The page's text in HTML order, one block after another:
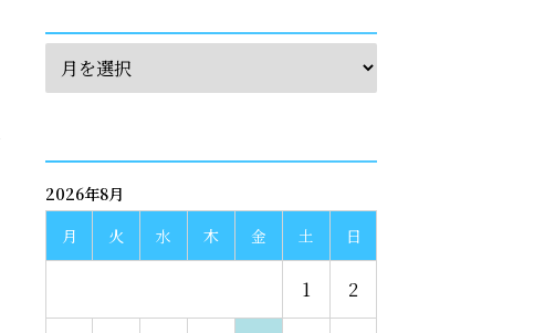
2026年8月
月
火 水 木 金 土 日
1 2